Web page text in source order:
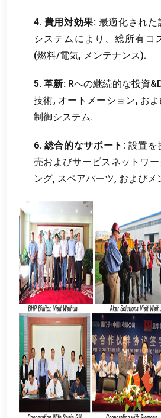
4. 費用対効果: 最適化された
システムにより、総所有コ
(燃料/電気, メンテナンス).
5. 革新:Rへの継続的な投資
技術, オートメーション, お
制御システム.
6. 総合的なサポート: 設置を
売およびサービスネットワ
ング, スペアパーツ, および